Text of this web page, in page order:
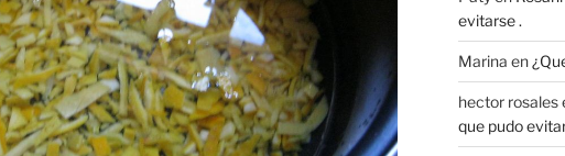
evitarse .
Marina en
hector rosales
que pudo